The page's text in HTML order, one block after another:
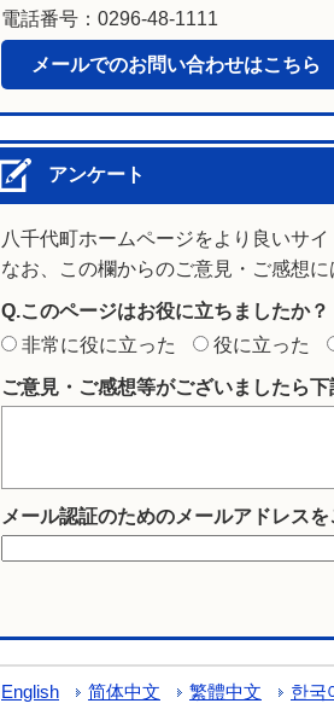
電話番号：0296-48-1111
メールでのお問い合わせはこちら
アンケート
八千代町ホームページをより良いサ
なお、この欄からのご意見・ご感想
Q.このページはお役に立ちましたか？
非常に役に立った
役に立った
ご意見・ご感想等がございましたら
メール認証のためのメールアドレス
English 简体中文 繁體中文 한국